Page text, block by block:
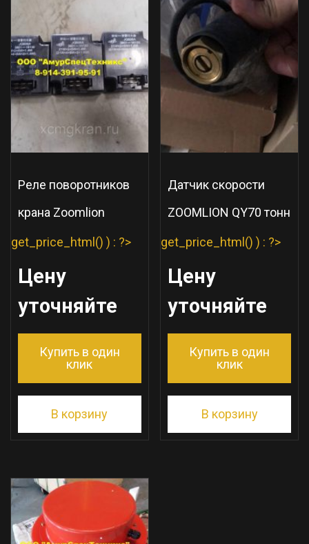
Реле поворотников
крана Zoomlion
get_price_html() ) : ?>
Цену
уточняйте
Купить в один
клик
В корзину
Датчик скорости
ZOOMLION QY70 тонн
get_price_html() ) : ?>
Цену
уточняйте
Купить в один
клик
В корзину